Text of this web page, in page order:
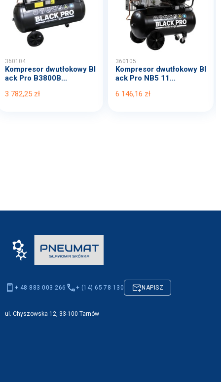
360104
Kompresor dwutłokowy Bl
ack Pro B3800B...
3 782,25 zł
360105
Kompresor dwutłokowy Bl
ack Pro NB5 11...
6 146,16 zł
+ 48 883 003 266 + (14) 65 78 130 NAPISZ
ul. Chyszowska 12, 33-100 Tarnów